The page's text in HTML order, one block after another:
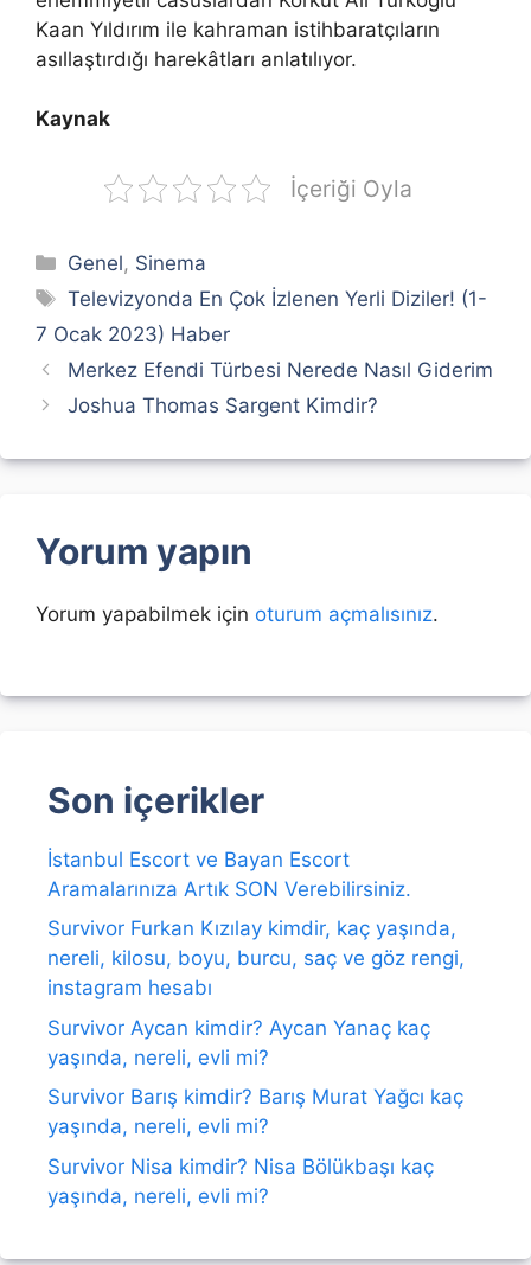
Kaan Yıldırım ile kahraman istihbaratçıların
asıllaştırdığı harekâtları anlatılıyor.
Kaynak
İçeriği Oyla
Kategoriler
Genel, Sinema
Etiketler
Televizyonda En Çok İzlenen Yerli Diziler! (1-
7 Ocak 2023) Haber
Merkez Efendi Türbesi Nerede Nasıl Giderim
Joshua Thomas Sargent Kimdir?
Yorum yapın
Yorum yapabilmek için oturum açmalısınız.
Son içerikler
İstanbul Escort ve Bayan Escort
Aramalarınıza Artık SON Verebilirsiniz.
Survivor Furkan Kızılay kimdir, kaç yaşında,
nereli, kilosu, boyu, burcu, saç ve göz rengi,
instagram hesabı
Survivor Aycan kimdir? Aycan Yanaç kaç
yaşında, nereli, evli mi?
Survivor Barış kimdir? Barış Murat Yağcı kaç
yaşında, nereli, evli mi?
Survivor Nisa kimdir? Nisa Bölükbaşı kaç
yaşında, nereli, evli mi?